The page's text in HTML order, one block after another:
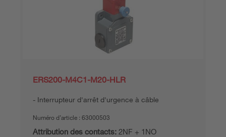
ERS200-M4C1-M20-HLR
Interrupteur d'arrêt d'urgence à câble
Numéro d’article : 63000503
Attribution des contacts: 2NF + 1NO